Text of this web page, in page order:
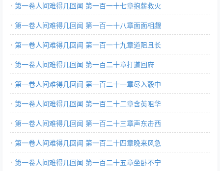
第一卷人间难得几回闻 第一百一十七章抱薪救火
第一卷人间难得几回闻 第一百一十八章面面相觑
第一卷人间难得几回闻 第一百一十九章道阻且长
第一卷人间难得几回闻 第一百二十章打道回府
第一卷人间难得几回闻 第一百二十一章尽入彀中
第一卷人间难得几回闻 第一百二十二章含英咀华
第一卷人间难得几回闻 第一百二十三章声东击西
第一卷人间难得几回闻 第一百二十四章晚来风急
第一卷人间难得几回闻 第一百二十五章坐卧不宁